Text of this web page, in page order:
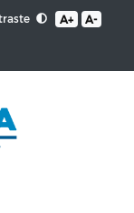
A+ A-